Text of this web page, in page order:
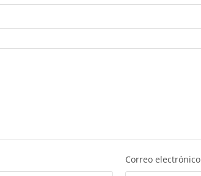
Correo electrónico